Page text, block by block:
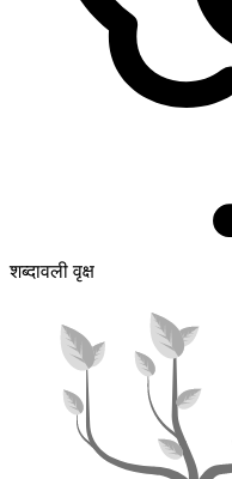
शब्दावली वृक्ष